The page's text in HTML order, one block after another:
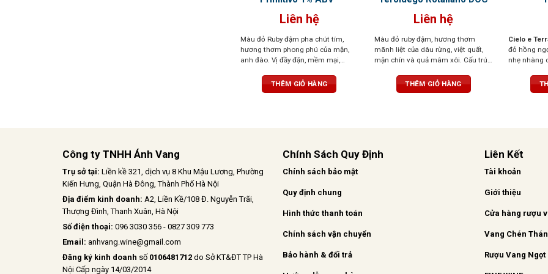
Liên hệ
Màu đỏ Ruby đậm pha chút tím,
hương thơm phong phú của mận,
anh đào. Vị đầy đặn, mềm mại,
THÊM GIỎ HÀNG
Liên hệ
Màu đỏ ruby đậm, hương thơm
mãnh liệt của dâu rừng, việt quất,
mận chín và quả mâm xôi. Cấu trúc
trịa và hậu vị ấn tượng trong vòm
THÊM GIỎ HÀNG
Cielo e
đỏ hồng
nhẹ nhàng
ngọt ngào
Công ty TNHH Ánh Vang
Trụ sở tại: Liền kề 321, dịch vụ 8 Khu Mậu Lương, Phường
Kiến Hưng, Quận Hà Đông, Thành Phố Hà Nội
Địa điểm kinh doanh: A2, Liền Kề/108 Đ. Nguyễn Trãi,
Thượng Đình, Thanh Xuân, Hà Nội
Số điện thoại: 096 3030 356 - 0827 309 773
Email: anhvang.wine@gmail.com
Đăng ký kinh doanh số 0106481712 do Sở KT&ĐT TP Hà
Nội Cấp ngày 14/03/2014
Chính Sách Quy Định
Chính sách bảo mật
Quy định chung
Hình thức thanh toán
Chính sách vận chuyển
Bảo hành & đổi trả
Liên Kết
Tài khoản
Giới thiệu
Cửa hàng rượu
Vang Chén
Rượu Vang Ngọt